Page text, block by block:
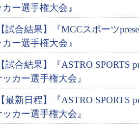
ー選手権大会』
【試合結果】『MCCスポーツ
ー選手権大会』
【試合結果】『ASTRO SPORTS
カー選手権大会』
【最新日程】『ASTRO SPORTS
カー選手権大会』